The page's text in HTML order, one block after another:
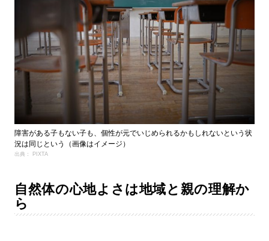
障害がある子もない子も、個性が元でいじめられるかもしれないという状
況は同じという（画像はイメージ）
出典： PIXTA
自然体の心地よさは地域と親の理解か
ら